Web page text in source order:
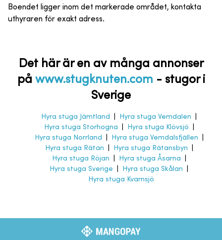
Boendet ligger inom det markerade området, kontakta
uthyraren för exakt adress.
Det här är en av många annonser
på www.stugknuten.com - stugor i
Sverige
Hyra stuga Jämtland Hyra stuga Vemdalen
Hyra stuga Storhogna
Hyra stuga Klövsjö
Hyra stuga Norrland
Hyra stuga Vemdalsfjällen
Hyra stuga Rätan
Hyra stuga Rätansbyn
Hyra stuga Röjan
Hyra stuga Åsarna
Hyra stuga Sverige
Hyra stuga Skålan
Hyra stuga Kvarnsjö